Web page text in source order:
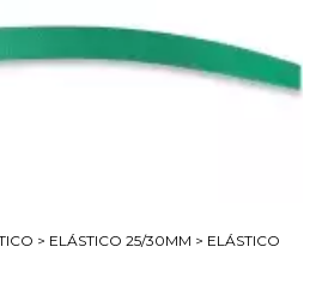
> ELÁSTICO 25/30MM > ELÁSTICO